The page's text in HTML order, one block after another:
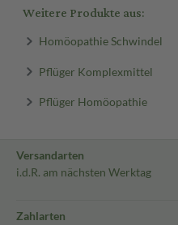
Weitere Produkte aus:
Homöopathie Schwindel
Pflüger Komplexmittel
Pflüger Homöopathie
Versandarten
i.d.R. am nächsten Werktag
Zahlarten